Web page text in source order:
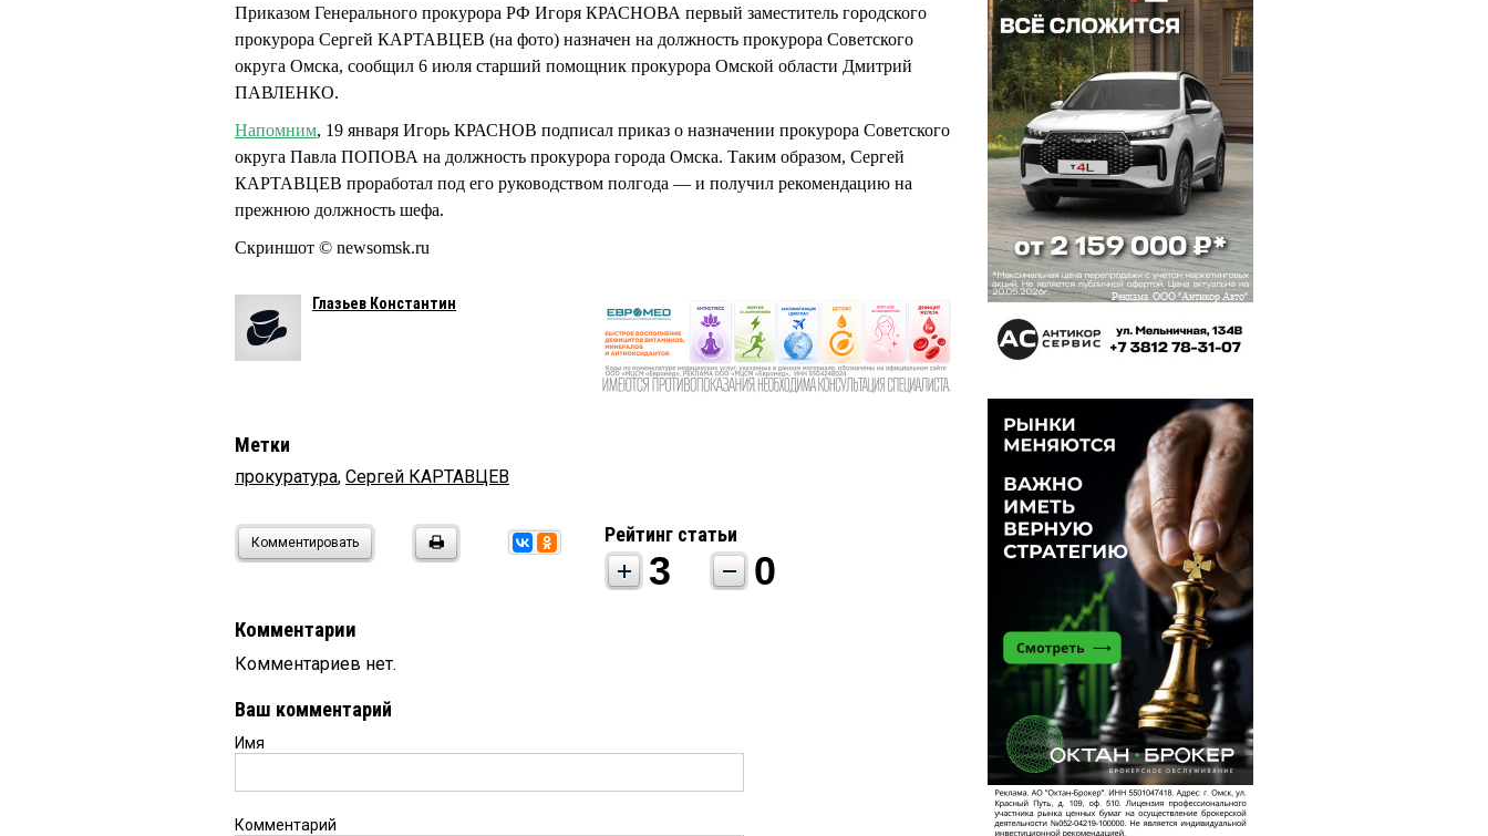
Приказом Генерального прокурора РФ Игоря КРАСНОВА первый заместитель городского
прокурора Сергей КАРТАВЦЕВ (на фото) назначен на должность прокурора Советского
округа Омска, сообщил 6 июля старший помощник прокурора Омской области Дмитрий
ПАВЛЕНКО.
Напомним, 19 января Игорь КРАСНОВ подписал приказ о назначении прокурора Советского
округа Павла ПОПОВА на должность прокурора города Омска. Таким образом, Сергей
КАРТАВЦЕВ проработал под его руководством полгода — и получил рекомендацию на
прежнюю должность шефа.
Скриншот © newsomsk.ru
Глазьев Константин
Метки
прокуратура, Сергей КАРТАВЦЕВ
Комментировать Рейтинг статьи
3 0
Комментарии
Комментариев нет.
Ваш комментарий
Имя
Комментарий